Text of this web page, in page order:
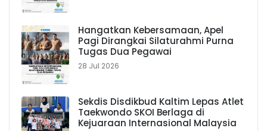
Hangatkan Kebersamaan, Apel
Pagi Dirangkai Silaturahmi Purna
Tugas Dua Pegawai
28 Jul 2026
Sekdis Disdikbud Kaltim Lepas Atlet
Taekwondo SKOI Berlaga di
Kejuaraan Internasional Malaysia